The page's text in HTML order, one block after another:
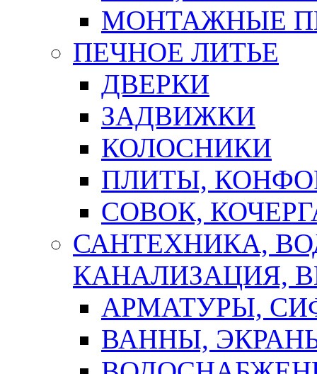
МОНТАЖНЫЕ
ПЕЧНОЕ ЛИТЬЕ
ДВЕРКИ
ЗАДВИЖКИ
КОЛОСНИКИ
ПЛИТЫ,
СОВОК,
САНТЕХНИКА,
КАНАЛИЗАЦИЯ,
АРМАТУРЫ,
ВАННЫ,